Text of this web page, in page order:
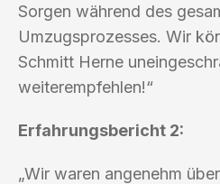
Sorgen während des
Umzugsprozesses. Wir
Schmitt Herne
weiterempfehlen!“
Erfahrungsbericht 2:
„Wir waren angenehm